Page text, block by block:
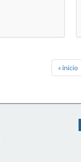
« início